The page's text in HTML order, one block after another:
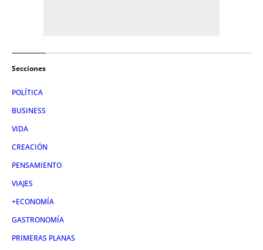
Secciones
POLÍTICA
BUSINESS
VIDA
CREACIÓN
PENSAMIENTO
VIAJES
+ECONOMÍA
GASTRONOMÍA
PRIMERAS PLANAS